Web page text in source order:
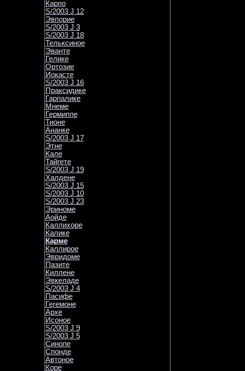
Карпо
S/2003 J 12
Эвпорие
S/2003 J 3
S/2003 J 18
Тельксиное
Эванте
Гелике
Ортозие
Иокасте
S/2003 J 16
Праксидике
Гарпалике
Мнеме
Гермиппе
Тионе
Ананке
S/2003 J 17
Этне
Кале
Тайгете
S/2003 J 19
Халдене
S/2003 J 15
S/2003 J 10
S/2003 J 23
Эриноме
Аойде
Каллихоре
Калике
Карме
Каллирое
Эвридоме
Пазите
Киллене
Эвкеладе
S/2003 J 4
Пасифе
Гегемоне
Архе
Исоное
S/2003 J 9
S/2003 J 5
Синопе
Спонде
Автоное
Коре